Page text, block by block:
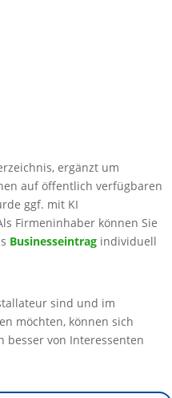
ergänzt um
auf öffentlich verfügbaren
ggf. mit KI
Firmeninhaber können Sie
Businesseintrag individuell
sind und im
möchten, können sich
besser von Interessenten